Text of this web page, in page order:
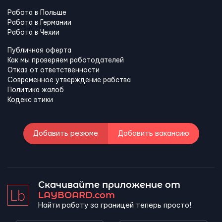
Работа в Польше
Работа в Германии
Работа в Чехии
Публичная оферта
Как мы проверяем работодателей
Отказ от ответственности
Современное утверждение рабства
Политика жалоб
Кодекс этики
Добавить резюме Добавить вакансию
Скачивайте приложение от
LAYBOARD.com
Найти работу за границей теперь просто!